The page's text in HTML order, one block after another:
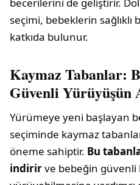
becerilerini de geliştirir.
seçimi, bebeklerin
katkıda bulunur.
Kaymaz Tabanlar:
Güvenli Yürüyüşün
Yürümeye yeni başlayan
seçiminde kaymaz
öneme sahiptir. Bu
indirirve bebeğin güvenli